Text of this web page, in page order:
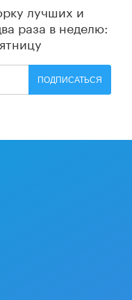
лучших и
раза в неделю:
ПОДПИСАТЬСЯ